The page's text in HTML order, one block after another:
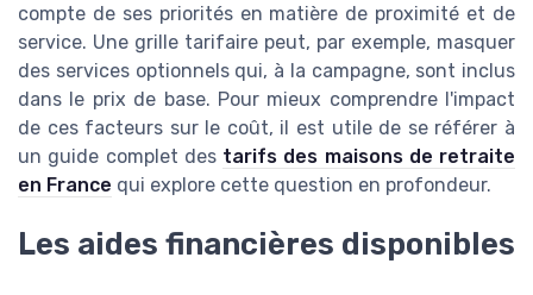
compte de ses priorités en matière de proximité et de
service. Une grille tarifaire peut, par exemple, masquer
des services optionnels qui, à la campagne, sont inclus
dans le prix de base. Pour mieux comprendre l'impact
de ces facteurs sur le coût, il est utile de se référer à
un guide complet des tarifs des maisons de retraite
en France qui explore cette question en profondeur.
Les aides financières disponibles